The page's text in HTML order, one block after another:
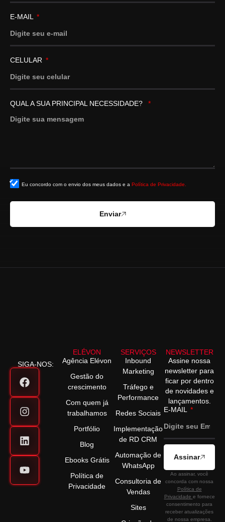
E-MAIL
CELULAR
QUAL A SUA PRINCIPAL NECESSIDADE?
Eu concordo com o envio dos meus dados e a Política de Privacidade.
Enviar
SIGA-NOS:
ELÉVON
Agência Elévon
Gestão do
crescimento
Com quem já
trabalhamos
Portfólio
Blog
Ebooks Grátis
Política de
Privacidade
SERVIÇOS
Inbound
Marketing
Tráfego e
Performance
Redes Sociais
Implementação
de RD CRM
Automação de
WhatsApp
Consultoria de
Vendas
Sites
NEWSLETTER
Assine nossa
newsletter para
ficar por dentro
de novidades e
lançamentos.
E-MAIL
Assinar
Ao assinar, você
concorda com nossa
Política de
Privacidade e fornece
consentimento para
receber atualizações
de nossa empresa.